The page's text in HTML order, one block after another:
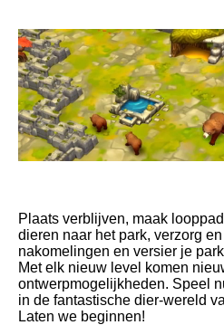
Plaats verblijven, maak
dieren naar het park, verzorg
nakomelingen en versier je
Met elk nieuw level komen
ontwerpmogelijkheden. Speel
in de fantastische dier-wereld
Laten we beginnen!